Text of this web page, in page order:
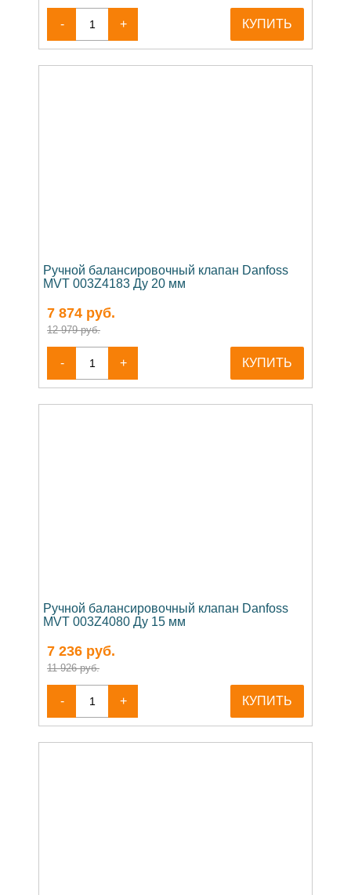
- + КУПИТЬ
Ручной балансировочный клапан Danfoss
MVT 003Z4183 Ду 20 мм
7 874 руб.
12 979 руб.
- + КУПИТЬ
Ручной балансировочный клапан Danfoss
MVT 003Z4080 Ду 15 мм
7 236 руб.
11 926 руб.
- + КУПИТЬ